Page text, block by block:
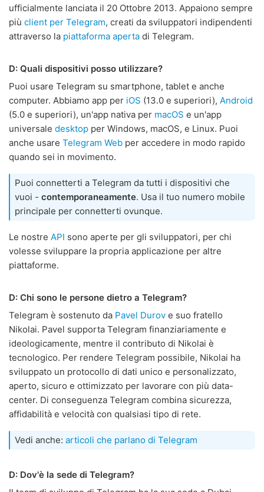
ufficialmente lanciata il 20 Ottobre 2013. Appaiono sempre
più client per Telegram, creati da sviluppatori indipendenti
attraverso la piattaforma aperta di Telegram.
D: Quali dispositivi posso utilizzare?
Puoi usare Telegram su smartphone, tablet e anche
computer. Abbiamo app per iOS (13.0 e superiori), Android
(5.0 e superiori), un'app nativa per macOS e un'app
universale desktop per Windows, macOS, e Linux. Puoi
anche usare Telegram Web per accedere in modo rapido
quando sei in movimento.
Puoi connetterti a Telegram da tutti i dispositivi che
vuoi - contemporaneamente. Usa il tuo numero mobile
principale per connetterti ovunque.
Le nostre API sono aperte per gli sviluppatori, per chi
volesse sviluppare la propria applicazione per altre
piattaforme.
D: Chi sono le persone dietro a Telegram?
Telegram è sostenuto da Pavel Durov e suo fratello
Nikolai. Pavel supporta Telegram finanziariamente e
ideologicamente, mentre il contributo di Nikolai è
tecnologico. Per rendere Telegram possibile, Nikolai ha
sviluppato un protocollo di dati unico e personalizzato,
aperto, sicuro e ottimizzato per lavorare con più data-
center. Di conseguenza Telegram combina sicurezza,
affidabilità e velocità con qualsiasi tipo di rete.
Vedi anche: articoli che parlano di Telegram
D: Dov'è la sede di Telegram?